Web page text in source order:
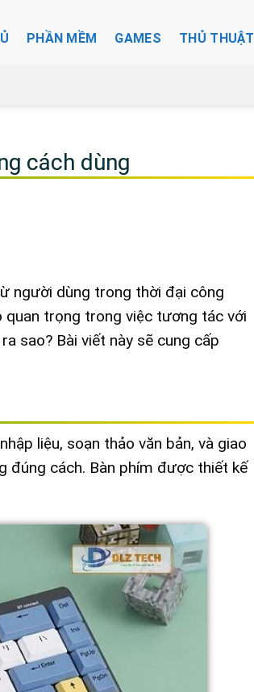
PHẦN MỀM GAMES THỦ THUẬT
cách dùng
người dùng trong thời đại công
quan trọng trong việc tương tác với
sao? Bài viết này sẽ cung cấp
liệu, soạn thảo văn bản, và giao
đúng cách. Bàn phím được thiết kế